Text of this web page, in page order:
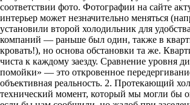
соответствии фото. Фотографии на сайте
интерьер может незначительно меняться
установили второй холодильник для
компаний — раньше был один, также в
кровать!), но основа обстановки та же.
чиста к каждому заезду. Сравнение уровня
помойки» — это откровенное
объективная реальность. 2. Протекающий
технический момент, который мы могли бы